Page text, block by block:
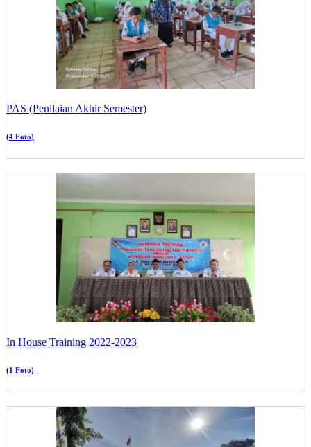
PAS (Penilaian Akhir Semester)
(4 Foto)
In House Training 2022-2023
(1 Foto)